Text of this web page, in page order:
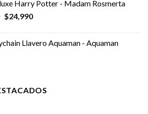
era:
$10,990.
es:
$7,990.
Harry Potter - Madam Rosmerta
El
era:
$24,990El
es:
Llavero Aquaman - Aquaman